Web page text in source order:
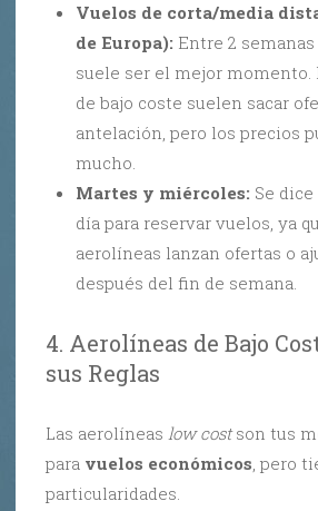
Vuelos de corta/media
de Europa): Entre 2
suele ser el mejor momento.
de bajo coste suelen sacar
antelación, pero los precios
mucho.
Martes y miércoles: Se
día para reservar vuelos, ya
aerolíneas lanzan ofertas o
después del fin de semana.
4. Aerolíneas de Bajo
sus Reglas
Las aerolíneas low costson tus
para vuelos económicos, pero
particularidades.